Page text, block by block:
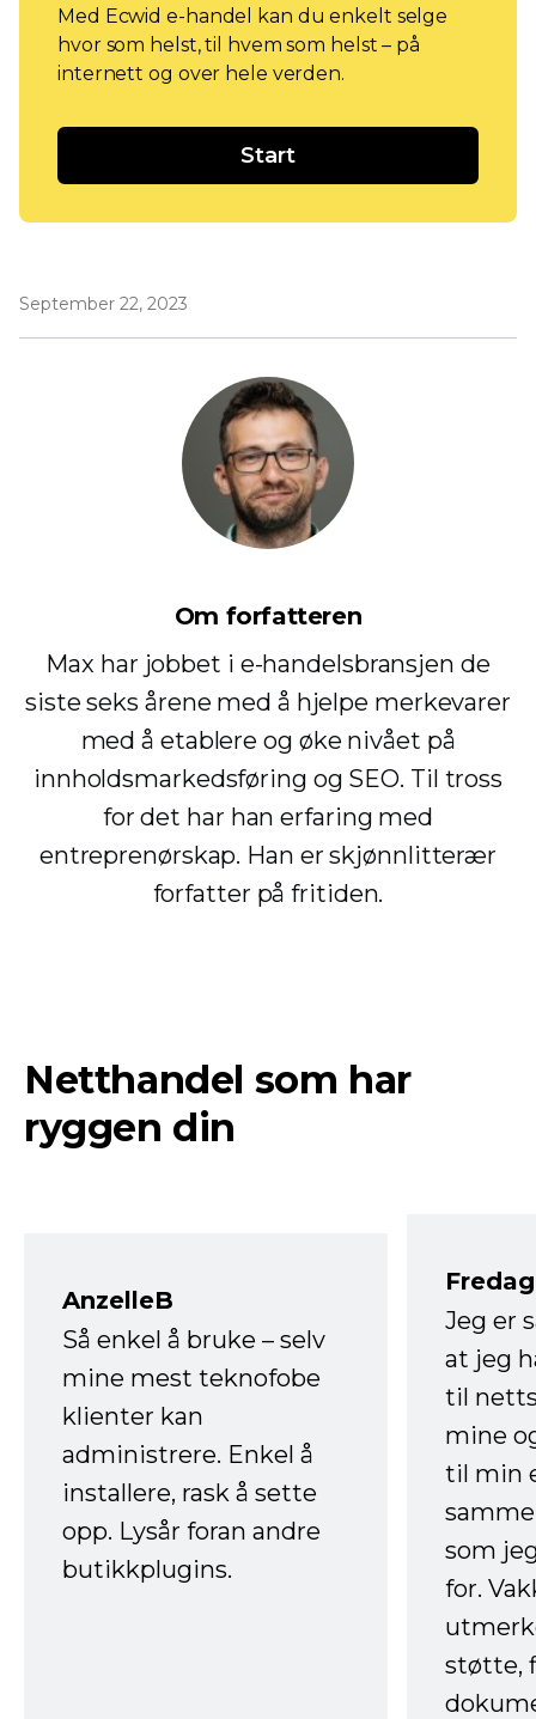
Med Ecwid e-handel kan du enkelt selge
hvor som helst, til hvem som helst – på
internett og over hele verden.
Start
September 22, 2023
Om forfatteren
Max har jobbet i e-handelsbransjen de
siste seks årene med å hjelpe merkevarer
med å etablere og øke nivået på
innholdsmarkedsføring og SEO. Til tross
for det har han erfaring med
entreprenørskap. Han er skjønnlitterær
forfatter på fritiden.
Netthandel som har
ryggen din
AnzelleB
Så enkel å bruke – selv
mine mest teknofobe
klienter kan
administrere. Enkel å
installere, rask å sette
opp. Lysår foran andre
butikkplugins.
Jeg er
at jeg
til
mine
til min
som
for.
støtte,